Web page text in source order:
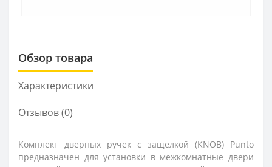
Обзор товара
Характеристики
Отзывов (0)
Комплект дверных ручек с защелкой (KNOB) Punto
предназначен для установки в межкомнатные двери